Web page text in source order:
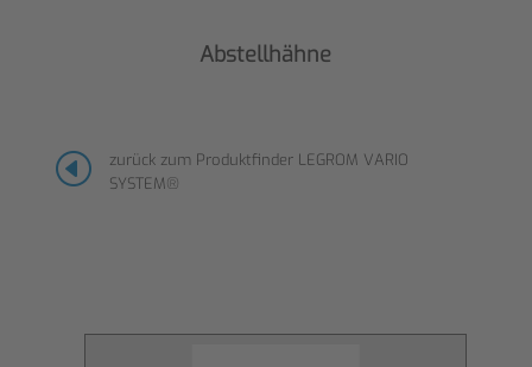
Abstellhähne
H
zurück zum Produktfinder LEGROM VARIO
SYSTEM®